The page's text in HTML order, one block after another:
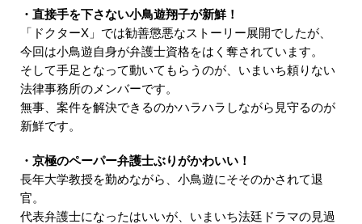
・直接手を下さない小鳥遊翔子が新鮮！
「ドクターX」では勧善懲悪なストーリー展開でしたが、
今回は小鳥遊自身が弁護士資格をはく奪されています。
そして手足となって動いてもらうのが、いまいち頼りない
法律事務所のメンバーです。
無事、案件を解決できるのかハラハラしながら見守るのが
新鮮です。
・京極のペーパー弁護士ぶりがかわいい！
長年大学教授を勤めながら、小鳥遊にそそのかされて退
官。
代表弁護士になったはいいが、いまいち法廷ドラマの見過